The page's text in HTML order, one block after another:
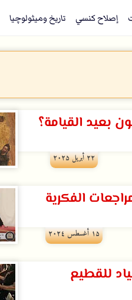
إصلاح كنسي تاريخ وميثولوچيا
بعيد القيامة؟
۲۲ أبريل ۲۰۲۵
الفكرية
۱۵ أغسطس ۲۰۲٤
للقطيع